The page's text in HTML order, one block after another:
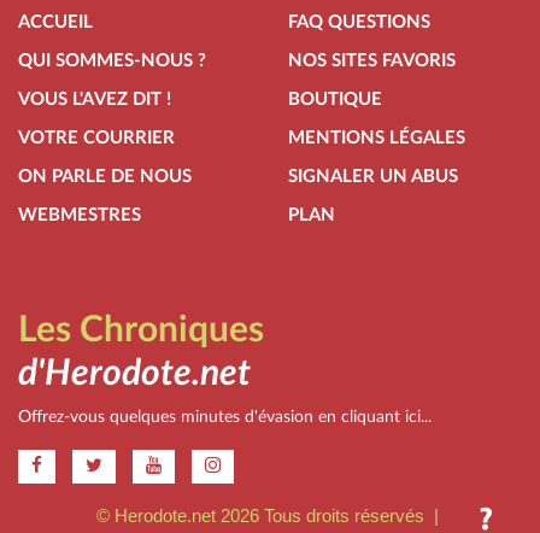
ACCUEIL
QUI SOMMES-NOUS ?
VOUS L'AVEZ DIT !
VOTRE COURRIER
ON PARLE DE NOUS
WEBMESTRES
FAQ QUESTIONS
NOS SITES FAVORIS
BOUTIQUE
MENTIONS LÉGALES
SIGNALER UN ABUS
PLAN
Les Chroniques
d'Herodote.net
Offrez-vous quelques minutes d'évasion en cliquant ici...
© Herodote.net 2026 Tous droits réservés |